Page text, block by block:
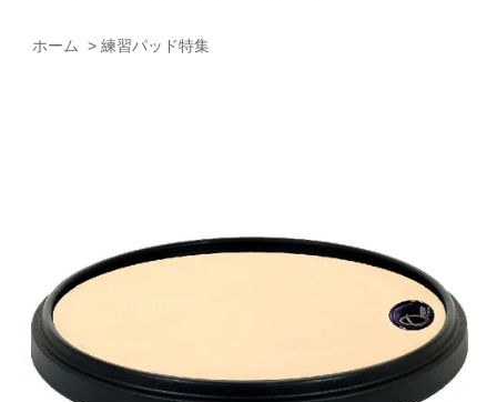
ホーム > 練習パッド特集